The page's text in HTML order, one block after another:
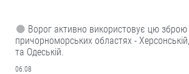
Ворог активно використовує цю
причорноморських областях -
та Одеській.
06.08